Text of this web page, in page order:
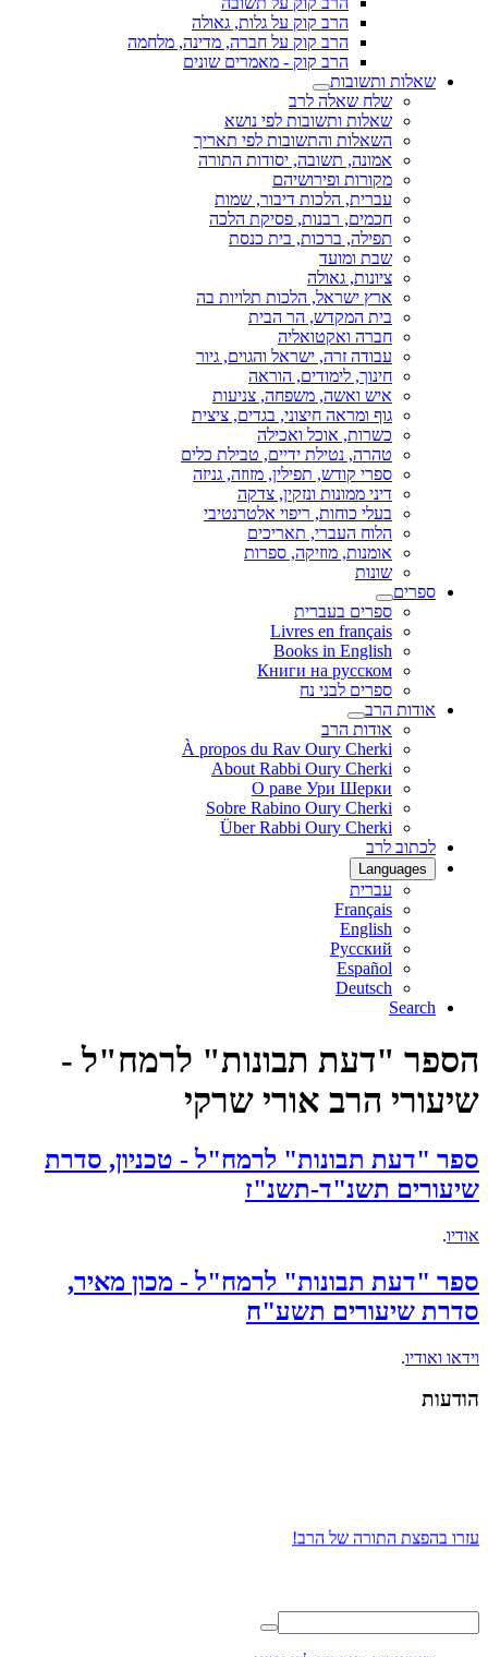
הרב קוק על גלות, גאולה
הרב קוק על חברה, מדינה, מלחמה
הרב קוק - מאמרים שונים
שאלות ותשובות
שלח שאלה לרב
שאלות ותשובות לפי נושא
השאלות והתשובות לפי תאריך
אמונה, תשובה, יסודות התורה
מקורות ופירושיהם
עברית, הלכות דיבור, שמות
חכמים, רבנות, פסיקת הלכה
תפילה, ברכות, בית כנסת
שבת ומועד
ציונות, גאולה
ארץ ישראל, הלכות תלויות בה
בית המקדש, הר הבית
חברה ואקטואליה
עבודה זרה, ישראל והגוים, גיור
חינוך, לימודים, הוראה
איש ואשה, משפחה, צניעות
גוף ומראה חיצוני, בגדים, ציצית
כשרות, אוכל ואכילה
טהרה, נטילת ידיים, טבילת כלים
ספרי קודש, תפילין, מזוזה, גניזה
דיני ממונות ונזקין, צדקה
בעלי כוחות, ריפוי אלטרנטיבי
הלוח העברי, תאריכים
אומנות, מוזיקה, ספרות
שונות
ספרים
ספרים בעברית
Livres en français
Books in English
Книги на русском
ספרים לבני נח
אודות הרב
אודות הרב
À propos du Rav Oury Cherki
About Rabbi Oury Cherki
О раве Ури Шерки
Sobre Rabino Oury Cherki
Über Rabbi Oury Cherki
לכתוב לרב
Languages
עברית
Français
English
Русский
Español
Deutsch
Search
הספר "דעת תבונות" לרמח"ל -
שיעורי הרב אורי שרקי
ספר "דעת תבונות" לרמח"ל - טכניון, סדרת
שיעורים תשנ"ד-תשנ"ז
אודיו.
ספר "דעת תבונות" לרמח"ל - מכון מאיר,
סדרת שיעורים תשע"ח
וידאו ואודיו.
הודעות
עזרו בהפצת התורה של הרב!